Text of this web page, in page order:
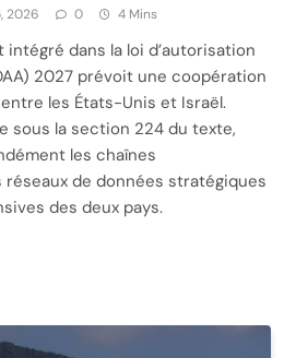
2026 0 4 Mins
dans la loi d’autorisation
2027 prévoit une coopération
les États-Unis et Israël.
sous la section 224 du texte,
les chaînes
réseaux de données stratégiques
des deux pays.